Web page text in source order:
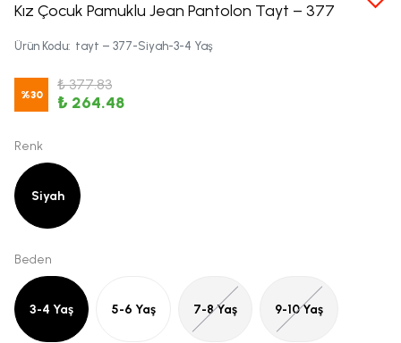
Kız Çocuk Pamuklu Jean Pantolon Tayt – 377
Ürün Kodu: tayt – 377-Siyah-3-4 Yaş
%30
₺ 377.83
₺ 264.48
Renk
Siyah
Beden
3-4 Yaş 5-6 Yaş 7-8 Yaş 9-10 Yaş